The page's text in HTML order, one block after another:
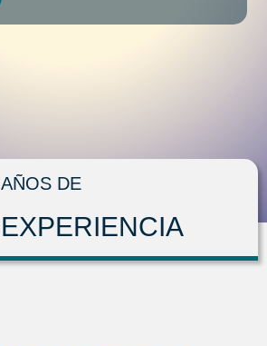
AÑOS DE
EXPERIENCIA